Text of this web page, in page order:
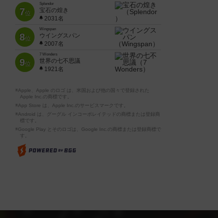
7位
Splendor
宝石の煌き
2031名
8位
Wingspan
ウイングスパン
2007名
9位
7 Wonders
世界の七不思議
1921名
※Apple、Apple のロゴ は、米国および他の国々で登録された
Apple Inc.の商標です。
※App Store は、Apple Inc.のサービスマークです。
※Android は、グーグル インコーポレイテッドの商標または登録商
標です。
※Google Play とそのロゴは、Google Inc.の商標または登録商標で
す。